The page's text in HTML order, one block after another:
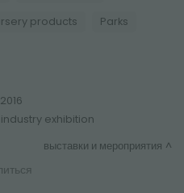
products Parks
exhibition
выставки и мероприятия